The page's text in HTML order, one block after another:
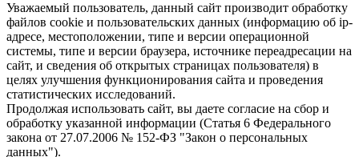
Уважаемый пользователь, данный сайт производит обработку
файлов cookie и пользовательских данных (информацию об ip-
адресе, местоположении, типе и версии операционной
системы, типе и версии браузера, источнике переадресации на
сайт, и сведения об открытых страницах пользователя) в
целях улучшения функционирования сайта и проведения
статистических исследований.
Продолжая использовать сайт, вы даете согласие на сбор и
обработку указанной информации (Статья 6 Федерального
закона от 27.07.2006 № 152-ФЗ "Закон о персональных
данных").